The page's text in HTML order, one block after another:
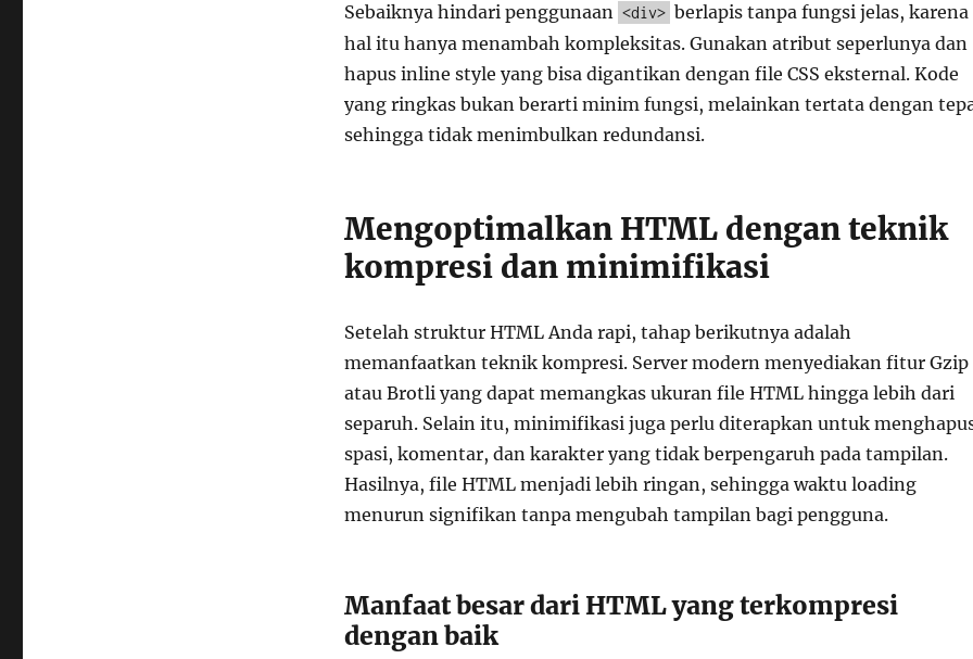
Sebaiknya hindari penggunaan <div> berlapis tanpa fungsi jelas, karena
hal itu hanya menambah kompleksitas. Gunakan atribut seperlunya dan
hapus inline style yang bisa digantikan dengan file CSS eksternal. Kode
yang ringkas bukan berarti minim fungsi, melainkan tertata dengan
sehingga tidak menimbulkan redundansi.
Mengoptimalkan HTML dengan teknik
kompresi dan minimifikasi
Setelah struktur HTML Anda rapi, tahap berikutnya adalah
memanfaatkan teknik kompresi. Server modern menyediakan fitur Gzip
atau Brotli yang dapat memangkas ukuran file HTML hingga lebih dari
separuh. Selain itu, minimifikasi juga perlu diterapkan untuk
spasi, komentar, dan karakter yang tidak berpengaruh pada tampilan.
Hasilnya, file HTML menjadi lebih ringan, sehingga waktu loading
menurun signifikan tanpa mengubah tampilan bagi pengguna.
Manfaat besar dari HTML yang terkompresi
dengan baik